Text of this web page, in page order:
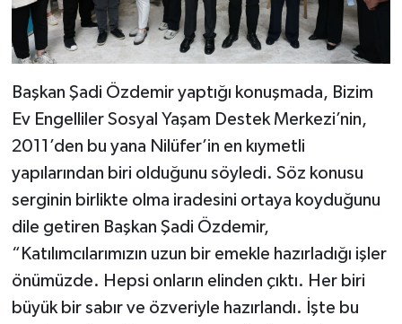
Başkan Şadi Özdemir yaptığı konuşmada, Bizim
Ev Engelliler Sosyal Yaşam Destek Merkezi’nin,
2011’den bu yana Nilüfer’in en kıymetli
yapılarından biri olduğunu söyledi. Söz konusu
serginin birlikte olma iradesini ortaya koyduğunu
dile getiren Başkan Şadi Özdemir,
“Katılımcılarımızın uzun bir emekle hazırladığı işler
önümüzde. Hepsi onların elinden çıktı. Her biri
büyük bir sabır ve özveriyle hazırlandı. İşte bu